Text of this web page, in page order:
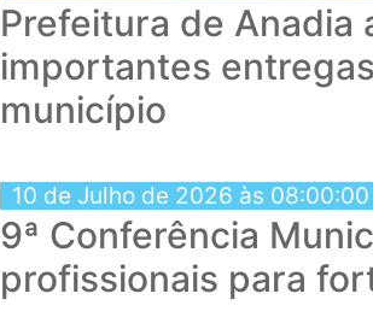
Prefeitura de Anadia
importantes
município
10 de Julho de 2026 às 08:00:00
9ª Conferência
profissionais para